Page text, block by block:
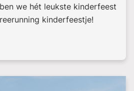
we hét leukste kinderfeest
kinderfeestje!